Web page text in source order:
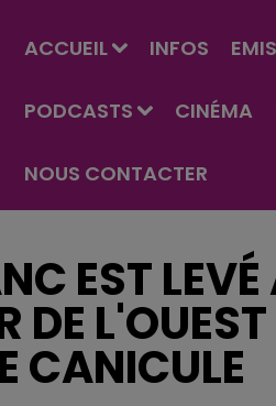
ACCUEIL INFOS
PODCASTS CINÉMA
NOUS CONTACTER
EST
DE
CANICULE